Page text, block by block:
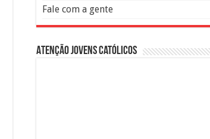
Fale com a gente
Atenção Jovens Católicos